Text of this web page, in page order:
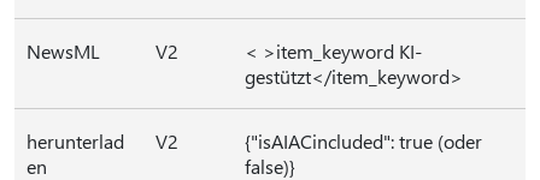
NewsML V2
< >item_keyword KI-
gestützt</item_keyword>
herunterlad
en
V2
{"isAIACincluded": true (oder
false)}